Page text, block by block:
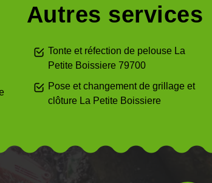
Autres services
Tonte et réfection de pelouse La
Petite Boissiere 79700
Pose et changement de grillage et
clôture La Petite Boissiere